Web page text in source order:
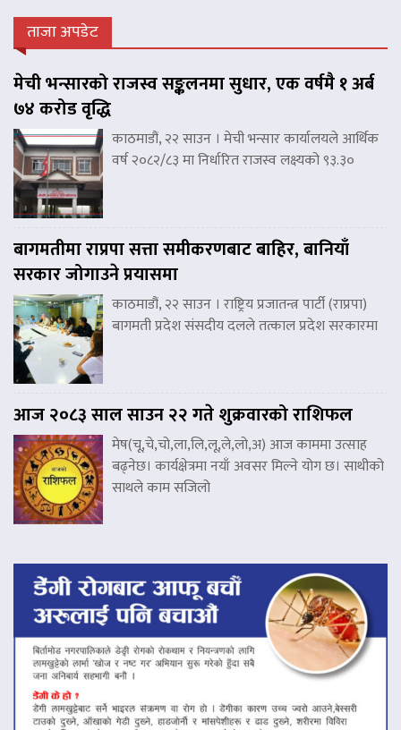
ताजा अपडेट
मेची भन्सारको राजस्व सङ्कलनमा सुधार, एक वर्षमै १ अर्ब
७४ करोड वृद्धि
काठमाडौं, २२ साउन । मेची भन्सार कार्यालयले आर्थिक
वर्ष २०८२/८३ मा निर्धारित राजस्व लक्ष्यको ९३.३०
बागमतीमा राप्रपा सत्ता समीकरणबाट बाहिर, बानियाँ
सरकार जोगाउने प्रयासमा
काठमाडौं, २२ साउन । राष्ट्रिय प्रजातन्त्र पार्टी (राप्रपा)
बागमती प्रदेश संसदीय दलले तत्काल प्रदेश सरकारमा
आज २०८३ साल साउन २२ गते शुक्रवारको राशिफल
मेष(चू,चे,चो,ला,लि,लू,ले,लो,अ) आज काममा उत्साह
बढ्नेछ। कार्यक्षेत्रमा नयाँ अवसर मिल्ने योग छ। साथीको
साथले काम सजिलो